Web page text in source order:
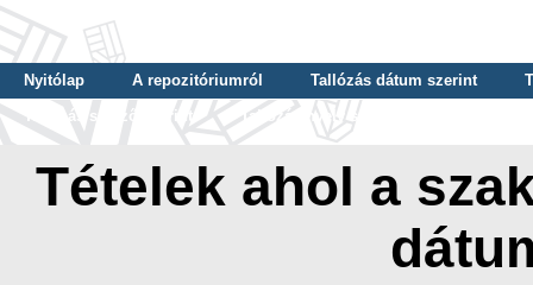
Nyitólap A repozitóriumról Tallózás dátum szerint
Tallózás szerző szerint
Tallózás nyelv szerint
Tételek ahol a